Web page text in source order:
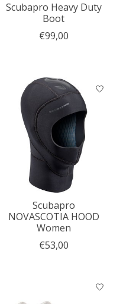
Scubapro Heavy Duty
Boot
€99,00
Scubapro
NOVASCOTIA HOOD
Women
€53,00